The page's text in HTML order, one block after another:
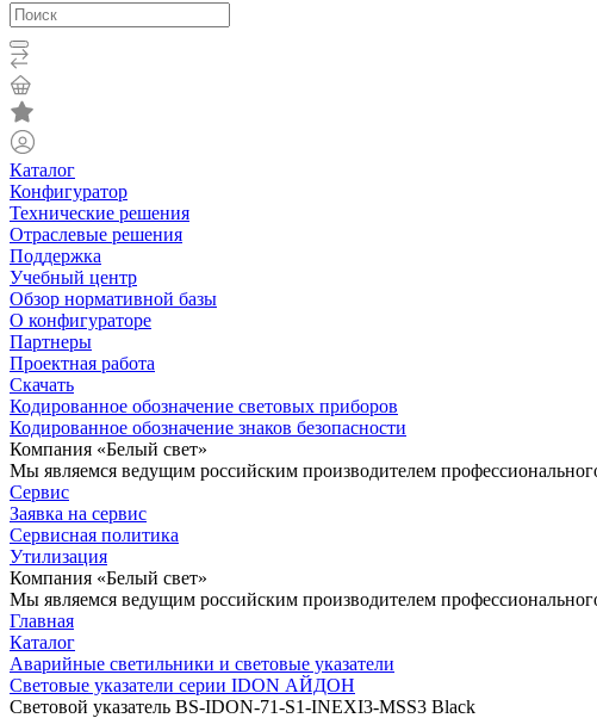
Каталог
Конфигуратор
Технические решения
Отраслевые решения
Поддержка
Учебный центр
Обзор нормативной базы
О конфигураторе
Партнеры
Проектная работа
Скачать
Кодированное обозначение световых приборов
Кодированное обозначение знаков безопасности
Компания «Белый свет»
Мы являемся ведущим российским производителем
Сервис
Заявка на сервис
Сервисная политика
Утилизация
Компания «Белый свет»
Мы являемся ведущим российским производителем
Главная
Каталог
Аварийные светильники и световые указатели
Световые указатели серии IDON АЙДОН
Световой указатель BS-IDON-71-S1-INEXI3-MSS3 Black